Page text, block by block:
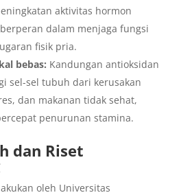
aktivitas hormon
dalam menjaga fungsi
fisik pria.
bebas: Kandungan antioksidan
sel-sel tubuh dari kerusakan
dan makanan tidak sehat,
penurunan stamina.
dan Riset
oleh Universitas